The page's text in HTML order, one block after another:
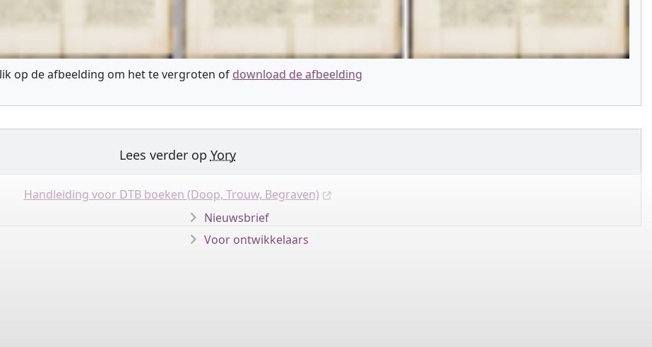
op de afbeelding om het te vergroten of download de afbeelding
Lees verder op Yory
Handleiding voor DTB boeken (Doop, Trouw, Begraven)
Nieuwsbrief
Voor ontwikkelaars